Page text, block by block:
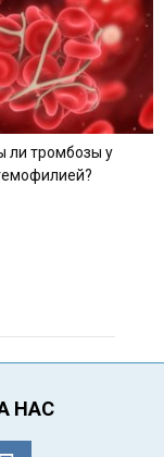
ли тромбозы у
НАС